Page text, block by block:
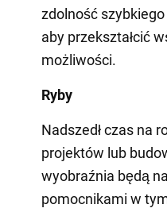
zdolność
aby przekształcić
możliwości.
Ryby
Nadszedł czas na
projektów lub
wyobraźnia będą
pomocnikami w